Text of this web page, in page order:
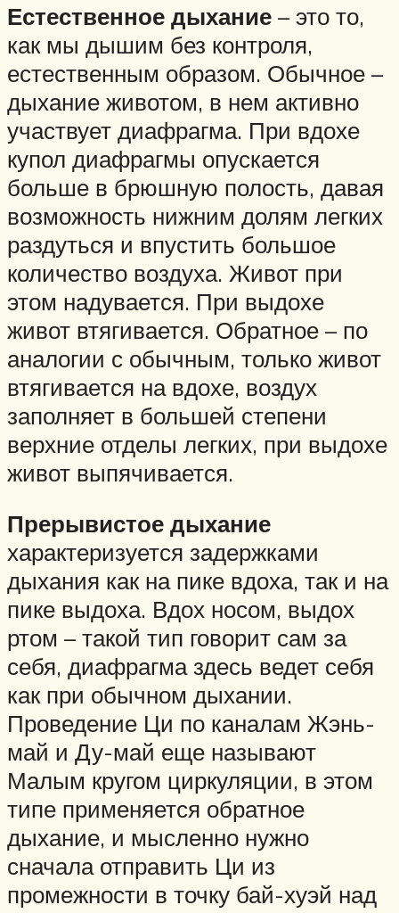
Естественное дыхание – это то,
как мы дышим без контроля,
естественным образом. Обычное –
дыхание животом, в нем активно
участвует диафрагма. При вдохе
купол диафрагмы опускается
больше в брюшную полость, давая
возможность нижним долям легких
раздуться и впустить большое
количество воздуха. Живот при
этом надувается. При выдохе
живот втягивается. Обратное – по
аналогии с обычным, только живот
втягивается на вдохе, воздух
заполняет в большей степени
верхние отделы легких, при выдохе
живот выпячивается.
Прерывистое дыхание
характеризуется задержками
дыхания как на пике вдоха, так и на
пике выдоха. Вдох носом, выдох
ртом – такой тип говорит сам за
себя, диафрагма здесь ведет себя
как при обычном дыхании.
Проведение Ци по каналам Жэнь-
май и Ду-май еще называют
Малым кругом циркуляции, в этом
типе применяется обратное
дыхание, и мысленно нужно
сначала отправить Ци из
промежности в точку бай-хуэй над